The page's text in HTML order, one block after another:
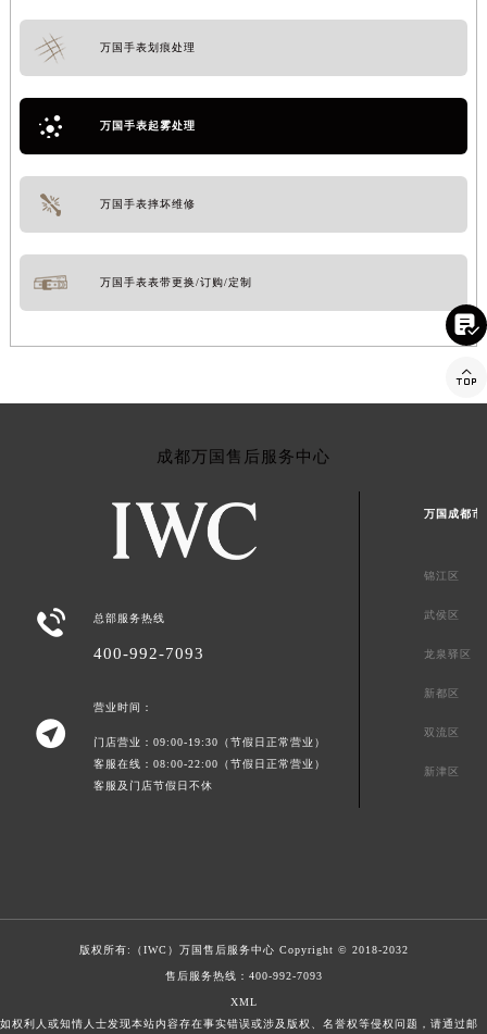
万国手表划痕处理
万国手表起雾处理
万国手表摔坏维修
万国手表表带更换/订购/定制
成都万国售后服务中心
 总部服务热线
400-992-7093

营业时间：
门店营业：09:00-19:30（节假日正常营业）
客服在线：08:00-22:00（节假日正常营业）
客服及门店节假日不休
万国成都市
锦江区
武侯区
龙泉驿区
新都区
双流区
新津区
版权所有:（IWC） 万国售后服务中心 Copyright © 2018-2032
售后服务热线： 400-992-7093
XML
如权利人或知情人士发现本站内容存在事实错误或涉及版权、名誉权等侵权问题，请通过邮

